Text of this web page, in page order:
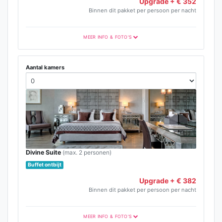
Binnen dit pakket per persoon per nacht
MEER INFO & FOTO'S
Aantal kamers
Divine Suite (max. 2 personen)
Buffet ontbijt
Upgrade + € 382
Binnen dit pakket per persoon per nacht
MEER INFO & FOTO'S